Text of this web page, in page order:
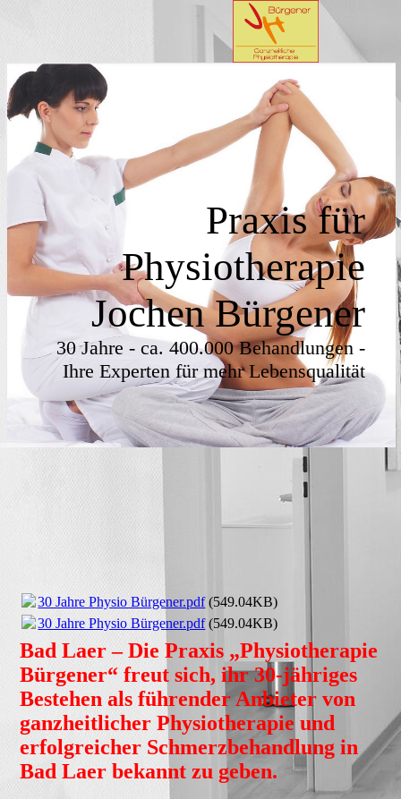
Praxis für
Physiotherapie
Jochen Bürgener
30 Jahre - ca. 400.000 Behandlungen -
Ihre Experten für mehr Lebensqualität
30 Jahre Physio Bürgener.pdf(549.04KB)
30 Jahre Physio Bürgener.pdf(549.04KB)
Bad Laer – Die Praxis „Physiotherapie
Bürgener“ freut sich, ihr 30-jähriges
Bestehen als führender Anbieter von
ganzheitlicher Physiotherapie und
erfolgreicher Schmerzbehandlung in
Bad Laer bekannt zu geben.